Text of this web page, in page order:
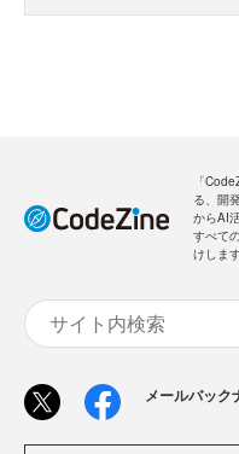
「
る、開
からAI
すべて
けします
メールバック